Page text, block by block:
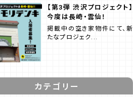
【第3弾 渋沢プロジェクト】
今度は長崎・雲仙！
掲載中の空き家物件にて、新
たなプロジェク...
カテゴリー